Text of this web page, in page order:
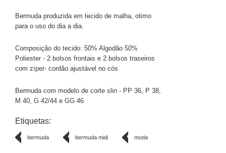
Bermuda produzida em tecido de malha, otimo
para o uso do dia a dia.
Composição do tecido: 50% Algodão 50%
Poliester - 2 bolsos frontais e 2 bolsos traseiros
com zíper- cordão ajustável no cós
Bermuda com modelo de corte slin - PP 36, P 38,
M 40, G 42/44 e GG 46
Etiquetas:
bermuda bermuda midi moda